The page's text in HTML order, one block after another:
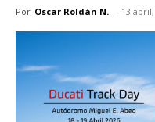
Por Oscar Roldán N. - 13